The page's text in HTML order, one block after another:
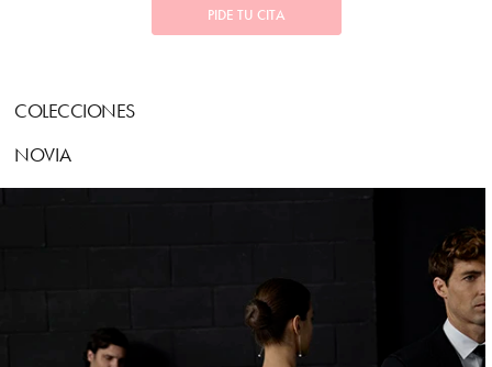
PIDE TU CITA
COLECCIONES
NOVIA